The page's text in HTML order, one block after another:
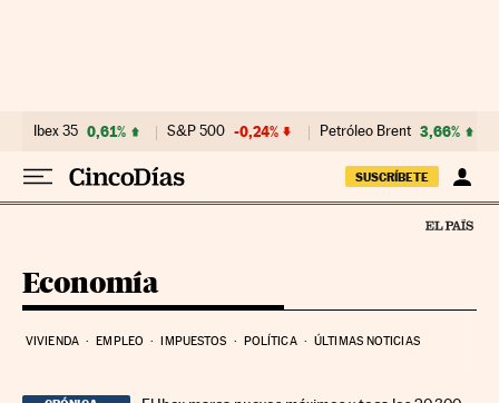
Ibex 35 0,61% S&P 500 -0,24% Petróleo Brent 3,66%
SUSCRÍBETE
Economía
VIVIENDA EMPLEO IMPUESTOS POLÍTICA ÚLTIMAS NOTICIAS